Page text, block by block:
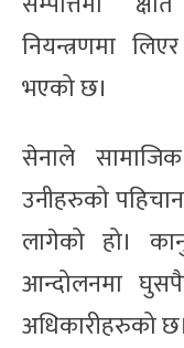
नियन्त्रणमा
भएको छ।
सेनाले
उनीहरुको
लागेको हो।
आन्दोलनमा
अधिकारीहरुको छ।